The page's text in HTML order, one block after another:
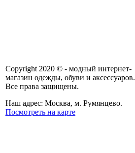
Copyright 2020 © - модный интернет-
магазин одежды, обуви и аксессуаров.
Все права защищены.
Наш адрес: Москва, м. Румянцево.
Посмотреть на карте